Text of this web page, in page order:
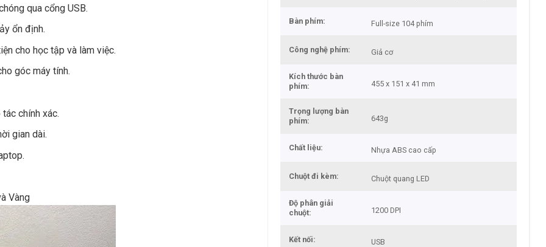
qua cổng USB.
ổn định.
cho học tập và làm việc.
góc máy tính.
chính xác.
gian dài.
Vàng
Bàn phím Full-size 104 phím
Công nghệ phím Giả cơ
Kích thước bàn
phím
455 x 151 x 41 mm
Trọng lượng bàn
phím
643g
Chất liệu Nhựa ABS cao cấp
Chuột đi kèm Chuột quang LED
Độ phân giải
chuột
1200 DPI
Kết nối USB